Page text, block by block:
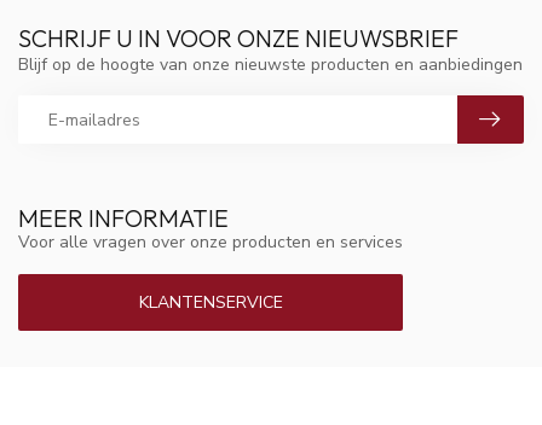
MEER INFORMATIE
Voor alle vragen over onze producten en services
KLANTENSERVICE
SCHRIJF U IN VOOR ONZE NIEUWSBRIEF
Blijf op de hoogte van onze nieuwste producten en aanbiedingen